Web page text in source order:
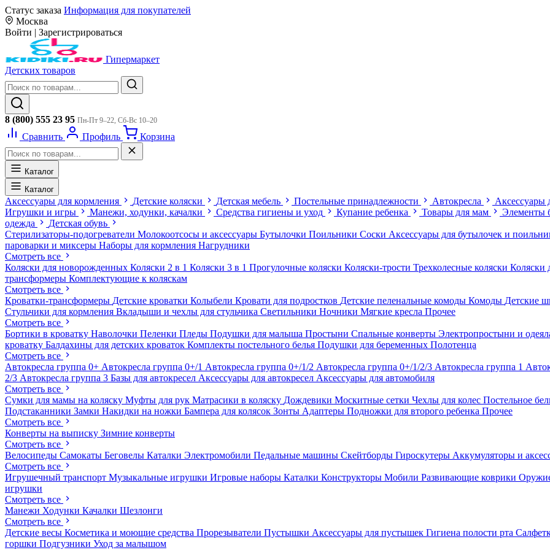
Статус заказа Информация для покупателей
Москва
Войти | Зарегистрироваться
Гипермаркет
Детских товаров
8 (800) 555 23 95 Пн-Пт 9–22, Сб-Вс 10–20
Сравнить Профиль Корзина
Каталог
Каталог
Аксессуары для кормления Детские коляски Детская мебель Постельные принадлежности Автокресла
Аксессуары
Игрушки и игры
Манежи, ходунки, качалки Средства гигиены и уход Купание ребенка Товары для мам
Элементы
одежда
Детская обувь
Стерилизаторы-подогреватели Молокоотсосы и аксессуары Бутылочки Поильники Соски Аксессуары для бутылочек и
пароварки и миксеры Наборы для кормления Нагрудники
Смотреть все
Коляски для новорожденных Коляски 2 в 1 Коляски 3 в 1 Прогулочные коляски Коляски-трости Трехколесные коляски Коляски
трансформеры Комплектующие к коляскам
Смотреть все
Кроватки-трансформеры Детские кроватки Колыбели Кровати для подростков Детские пеленальные комоды Комоды Детские
Стульчики для кормления Вкладыши и чехлы для стульчика Светильники Ночники Мягкие кресла Прочее
Смотреть все
Бортики в кроватку Наволочки Пеленки Пледы Подушки для малыша Простыни Спальные конверты Электропростыни и
кроватку Балдахины для детских кроваток Комплекты постельного белья Подушки для беременных Полотенца
Смотреть все
Автокресла группа 0+ Автокресла группа 0+/1 Автокресла группа 0+/1/2 Автокресла группа 0+/1/2/3 Автокресла группа 1
2/3 Автокресла группа 3 Базы для автокресел Аксессуары для автокресел Аксессуары для автомобиля
Смотреть все
Сумки для мамы на коляску Муфты для рук Матрасики в коляску Дождевики Москитные сетки Чехлы для колес Постельное
Подстаканники Замки Накидки на ножки Бампера для колясок Зонты Адаптеры Подножки для второго ребенка Прочее
Смотреть все
Конверты на выписку Зимние конверты
Смотреть все
Велосипеды Самокаты Беговелы Каталки Электромобили Педальные машины Скейтборды Гироскутеры Аккумуляторы и
Смотреть все
Игрушечный транспорт Музыкальные игрушки Игровые наборы Каталки Конструкторы Мобили Развивающие коврики
игрушки
Смотреть все
Манежи Ходунки Качалки Шезлонги
Смотреть все
Детские весы Косметика и моющие средства Прорезыватели Пустышки Аксессуары для пустышек Гигиена полости рта
горшки Подгузники Уход за малышом
Большой
магазин
в
Москве